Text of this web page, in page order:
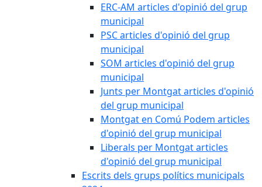
ERC-AM articles d'opinió del grup
municipal
PSC articles d'opinió del grup
municipal
SOM articles d'opinió del grup
municipal
Junts per Montgat articles d'opinió
del grup municipal
Montgat en Comú Podem articles
d'opinió del grup municipal
Liberals per Montgat articles
d'opinió del grup municipal
Escrits dels grups polítics municipals